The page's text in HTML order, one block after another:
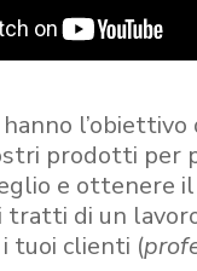
hanno l’obiettivo
prodotti per
e ottenere
tratti di un
tuoi clienti (